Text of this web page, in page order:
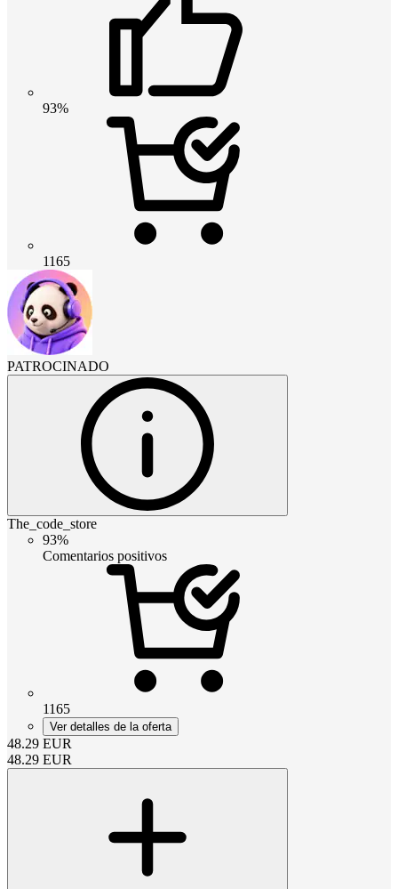
93%
1165
PATROCINADO
The_code_store
93%
Comentarios positivos
1165
Ver detalles de la oferta
48.29 EUR
48.29 EUR